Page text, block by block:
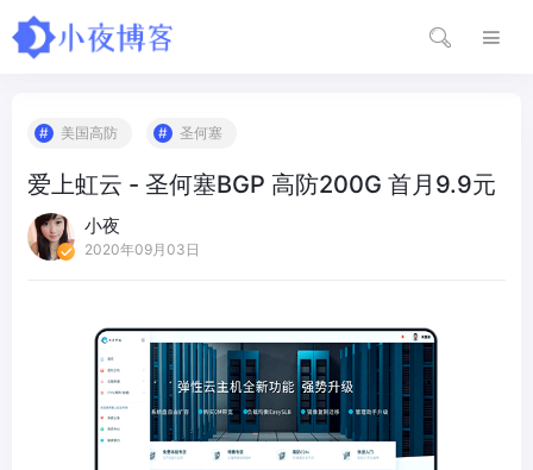
美国高防 圣何塞
爱上虹云 - 圣何塞BGP 高防200G 首月9.9元
小夜
2020年09月03日